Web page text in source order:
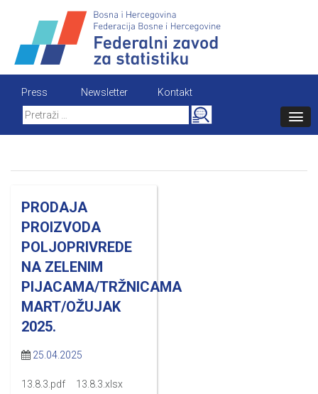
content
Press Newsletter
Kontakt
Search
for:
PRODAJA
PROIZVODA
POLJOPRIVREDE
NA ZELENIM
PIJACAMA/TRŽNICAMA
MART/OŽUJAK
2025.
25.04.2025
13.8.3.pdf 13.8.3.xlsx